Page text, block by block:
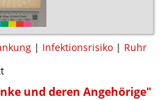
| Infektionsrisiko | Ruhr
und deren Angehörige"